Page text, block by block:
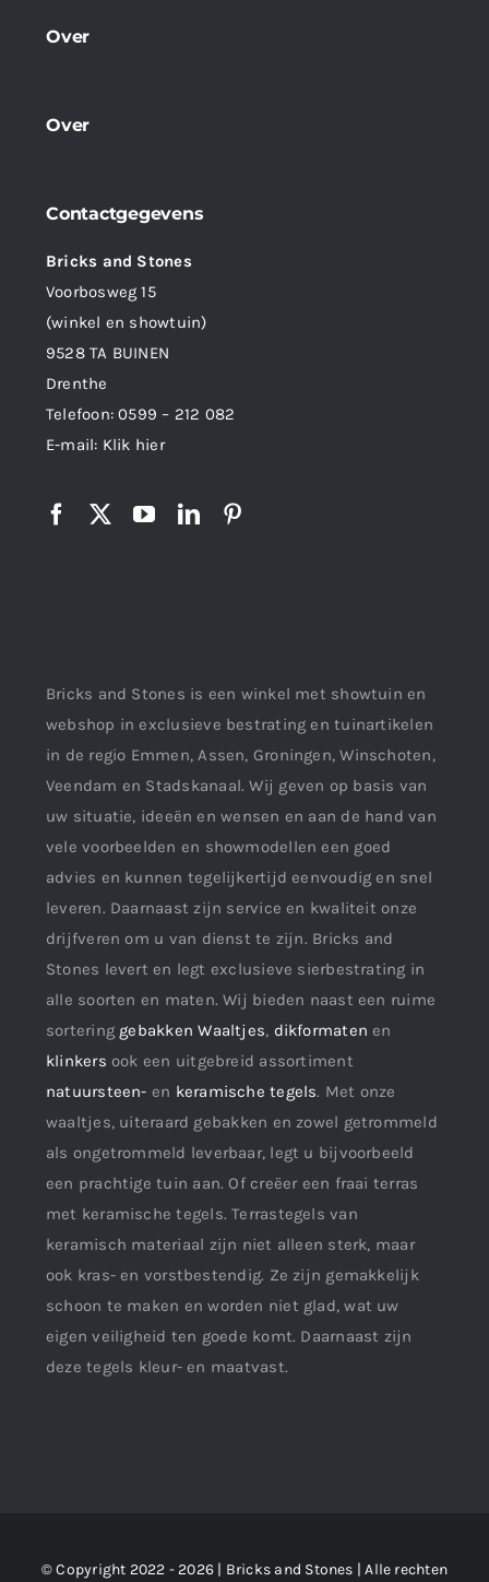
Over
Over
Contactgegevens
Bricks and Stones
Voorbosweg 15
(winkel en showtuin)
9528 TA BUINEN
Drenthe
Telefoon:0599 – 212 082
E-mail: Klik hier
Bricks and Stones is een winkel met showtuin en
webshop in exclusieve bestrating en tuinartikelen
in de regio Emmen, Assen, Groningen, Winschoten,
Veendam en Stadskanaal. Wij geven op basis van
uw situatie, ideeën en wensen en aan de hand van
vele voorbeelden en showmodellen een goed
advies en kunnen tegelijkertijd eenvoudig en snel
leveren. Daarnaast zijn service en kwaliteit onze
drijfveren om u van dienst te zijn. Bricks and
Stones levert en legt exclusieve sierbestrating in
alle soorten en maten. Wij bieden naast een ruime
sortering gebakken Waaltjes, dikformaten en
klinkers ook een uitgebreid assortiment
natuursteen- en keramische tegels. Met onze
waaltjes, uiteraard gebakken en zowel getrommeld
als ongetrommeld leverbaar, legt u bijvoorbeeld
een prachtige tuin aan. Of creëer een fraai terras
met keramische tegels. Terrastegels van
keramisch materiaal zijn niet alleen sterk, maar
ook kras- en vorstbestendig. Ze zijn gemakkelijk
schoon te maken en worden niet glad, wat uw
eigen veiligheid ten goede komt. Daarnaast zijn
deze tegels kleur- en maatvast.
© Copyright 2022 - 2026 | Bricks and Stones | Alle rechten